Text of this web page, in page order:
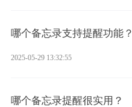
哪个备忘录支持提醒功能？
2025-05-29 13:32:55
哪个备忘录提醒很实用？